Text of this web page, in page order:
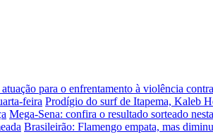
para o enfrentamento à violência
feira Prodígio do surf de Itapema, Kaleb
Mega-Sena: confira o resultado sorteado
Brasileirão: Flamengo empata, mas